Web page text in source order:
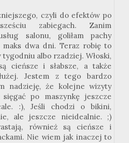
czyli do efektów po
zabiegach. Zanim
salonu, goliłam pachy
dwa dni. Teraz robię to
tygodniu albo rzadziej. Włoski,
cieńsze i słabsze, a także
Jestem z tego bardzo
nadzieję, że kolejne wizyty
po maszynkę jeszcze
:), Jeśli chodzi o bikini,
ale jeszcze nieidealnie. ;)
również są cieńsze i
Nie wiem jak inaczej to